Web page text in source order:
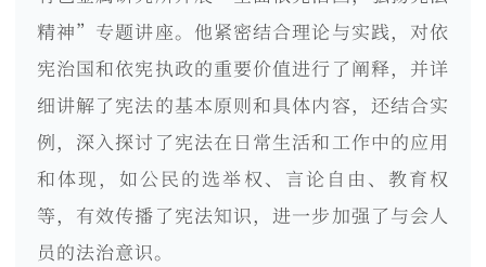
精神”专题讲座。他紧密结合理论与实践，对依
宪治国和依宪执政的重要价值进行了阐释，并详
细讲解了宪法的基本原则和具体内容，还结合实
例，深入探讨了宪法在日常生活和工作中的应用
和体现，如公民的选举权、言论自由、教育权
等，有效传播了宪法知识，进一步加强了与会人
员的法治意识。